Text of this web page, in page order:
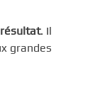
. Il
grandes